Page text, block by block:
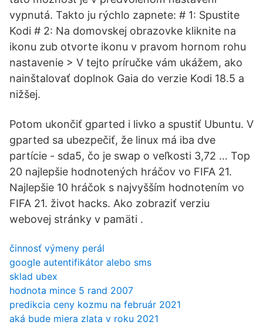
vypnutá. Takto ju rýchlo zapnete: # 1: Spustite
Kodi # 2: Na domovskej obrazovke kliknite na
ikonu zub otvorte ikonu v pravom hornom rohu
nastavenie > V tejto príručke vám ukážem, ako
nainštalovať doplnok Gaia do verzie Kodi 18.5 a
nižšej.
Potom ukončiť gparted i livko a spustiť Ubuntu. V
gparted sa ubezpečiť, že linux má iba dve
partície - sda5, čo je swap o veľkosti 3,72 … Top
20 najlepšie hodnotených hráčov vo FIFA 21.
Najlepšie 10 hráčok s najvyšším hodnotením vo
FIFA 21. život hacks. Ako zobraziť verziu
webovej stránky v pamäti .
činnosť výmeny perál
google autentifikátor alebo sms
sklad ubex
hodnota mince 5 rand 2007
predikcia ceny kozmu na február 2021
aká bude miera zlata v roku 2021